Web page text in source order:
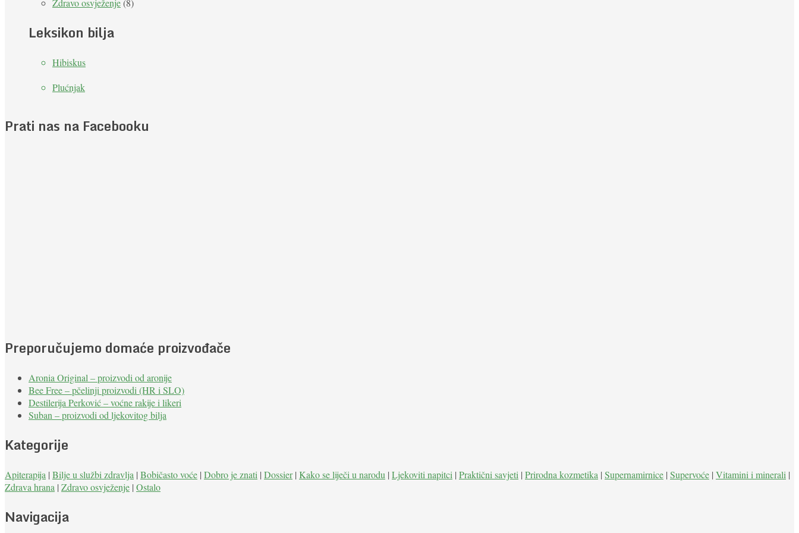
Zdravo osvježenje(8)
Leksikon bilja
Hibiskus
Plućnjak
Prati nas na Facebooku
Preporučujemo domaće proizvođače
Aronia Original – proizvodi od aronije
Bee Free – pčelinji proizvodi (HR i SLO)
Destilerija Perković – voćne rakije i likeri
Suban – proizvodi od ljekovitog bilja
Kategorije
Apiterapija | Bilje u službi zdravlja | Bobičasto voće | Dobro je znati | Dossier| Kako se liječi u narodu | Ljekoviti napitci | Praktični savjeti | Prirodna kozmetika | Supernamirnice | Supervoće | Vitamini i minerali |
Zdrava hrana | Zdravo osvježenje | Ostalo
Navigacija